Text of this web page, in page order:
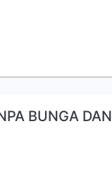
BUNGA DAN